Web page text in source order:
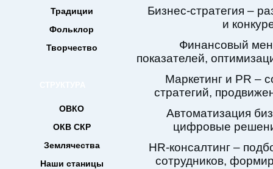
Традиции
Фольклор
Творчество
ОВКО
ОКВ СКР
Землячества
Наши станицы
Бизнес-стратегия –
и
Финансовый
показателей,
Маркетинг и PR –
стратегий,
Автоматизация
цифровые
HR-консалтинг –
сотрудников,